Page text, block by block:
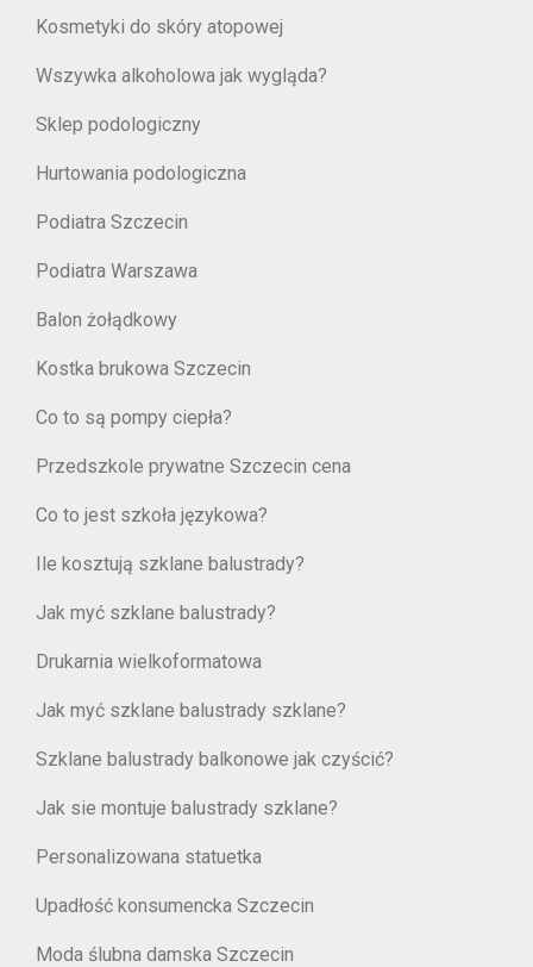
Kosmetyki do skóry atopowej
Wszywka alkoholowa jak wygląda?
Sklep podologiczny
Hurtowania podologiczna
Podiatra Szczecin
Podiatra Warszawa
Balon żołądkowy
Kostka brukowa Szczecin
Co to są pompy ciepła?
Przedszkole prywatne Szczecin cena
Co to jest szkoła językowa?
Ile kosztują szklane balustrady?
Jak myć szklane balustrady?
Drukarnia wielkoformatowa
Jak myć szklane balustrady szklane?
Szklane balustrady balkonowe jak czyścić?
Jak sie montuje balustrady szklane?
Personalizowana statuetka
Upadłość konsumencka Szczecin
Moda ślubna damska Szczecin